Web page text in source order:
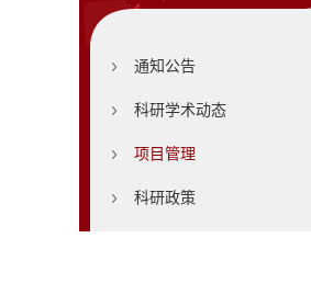
通知公告
科研学术动态
项目管理
科研政策